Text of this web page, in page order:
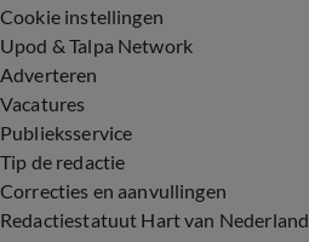
Cookie instellingen
Upod & Talpa Network
Adverteren
Vacatures
Publieksservice
Tip de redactie
Correcties en aanvullingen
Redactiestatuut Hart van Nederland